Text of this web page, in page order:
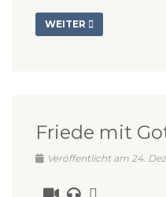
WEITER
Friede mit
Veröffentlicht am 24.